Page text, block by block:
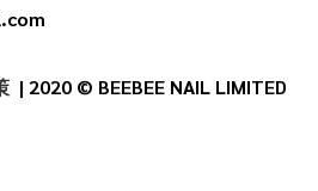
| 2020 © BEEBEE NAIL LIMITED